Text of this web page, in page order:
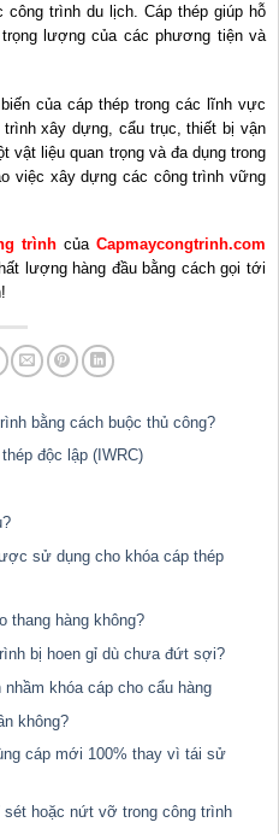
trình du lịch. Cáp thép giúp hỗ
lượng của các phương tiện và
của cáp thép trong các lĩnh vực
xây dựng, cẩu trục, thiết bị vận
vật liệu quan trọng và đa dụng trong
việc xây dựng các công trình vững
trình của Capmaycongtrinh.com
lượng hàng đầu bằng cách gọi tới
bằng cách buộc thủ công?
độc lập (IWRC)
sử dụng cho khóa cáp thép
thang hàng không?
bị hoen gỉ dù chưa đứt sợi?
khóa cáp cho cẩu hàng
không?
cáp mới 100% thay vì tái sử
sét hoặc nứt vỡ trong công trình